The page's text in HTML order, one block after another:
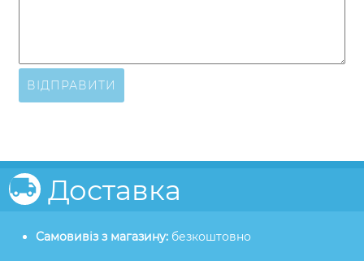
ВІДПРАВИТИ
Доставка
Самовивіз з магазину: безкоштовно